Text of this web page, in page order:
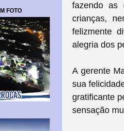
fazendo as
crianças,
felizmente
alegria dos
A gerente
sua
gratificante
sensação
FOTO